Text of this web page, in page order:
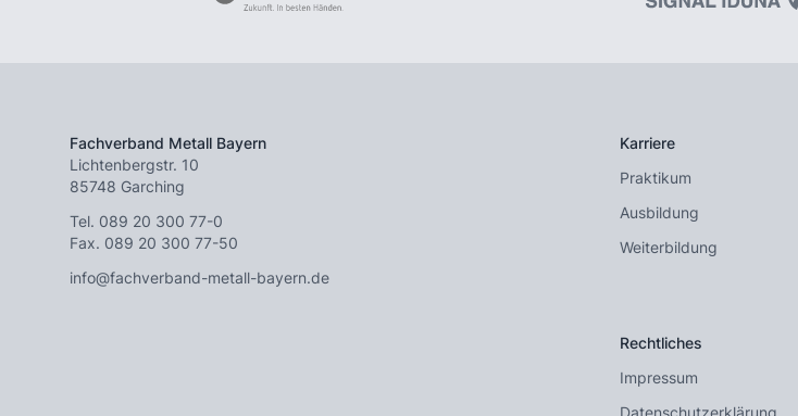
Fachverband Metall Bayern
Lichtenbergstr. 10
85748 Garching
Tel. 089 20 300 77-0
Fax. 089 20 300 77-50
info@fachverband-metall-bayern.de
Karriere
Praktikum
Ausbildung
Weiterbildung
Rechtliches
Impressum
Datenschutzerklärung